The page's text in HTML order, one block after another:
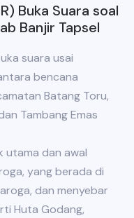
Buka Suara soal
Banjir Tapsel
suara usai
bencana
Batang Toru,
Tambang Emas
utama dan awal
yang berada di
dan menyebar
Huta Godang,